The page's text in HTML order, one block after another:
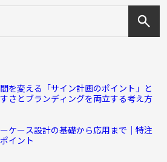
を変える「サイン計画のポイント」と
さとブランディングを両立する考え方
ケース設計の基礎から応用まで｜特注
イント